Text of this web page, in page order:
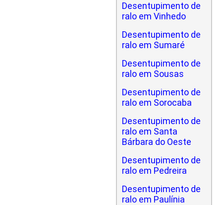
Desentupimento de
ralo em Vinhedo
Desentupimento de
ralo em Sumaré
Desentupimento de
ralo em Sousas
Desentupimento de
ralo em Sorocaba
Desentupimento de
ralo em Santa
Bárbara do Oeste
Desentupimento de
ralo em Pedreira
Desentupimento de
ralo em Paulínia